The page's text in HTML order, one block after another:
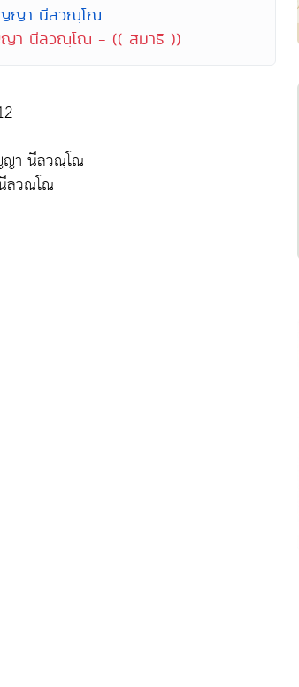
ญญา นีลวณฺโณ
ญา นีลวณฺโณ - (( สมาธิ ))
ญา นีลวณฺโณ
ลวณฺโณ